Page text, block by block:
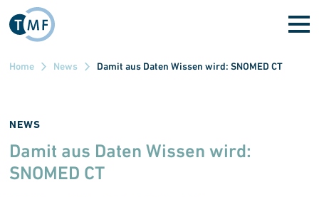
Direkt zum Inhalt
Home News Damit aus Daten Wissen wird: SNOMED CT
NEWS
Damit aus Daten Wissen wird:
SNOMED CT